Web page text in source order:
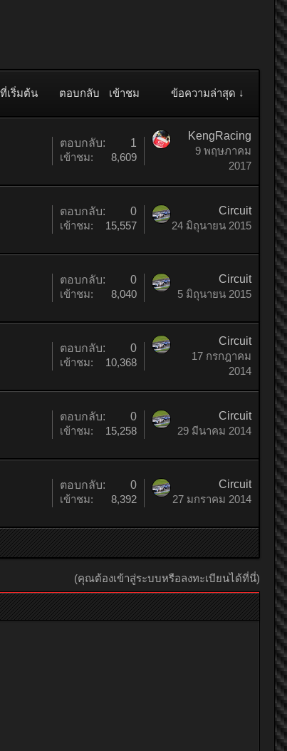
เริ่มต้น ตอบกลับ เข้าชม ข้อความล่าสุด ↓
ตอบกลับ:
1
เข้าชม:
8,609
KengRacing
9 พฤษภาคม
2017
ตอบกลับ:
0
เข้าชม:
15,557
Circuit
24 มิถุนายน 2015
ตอบกลับ:
0
เข้าชม:
8,040
Circuit
5 มิถุนายน 2015
ตอบกลับ:
0
เข้าชม:
10,368
Circuit
17 กรกฎาคม
2014
ตอบกลับ:
0
เข้าชม:
15,258
Circuit
29 มีนาคม 2014
ตอบกลับ:
0
เข้าชม:
8,392
Circuit
27 มกราคม 2014
(คุณต้องเข้าสู่ระบบหรือลงทะเบียนได้ที่นี่)